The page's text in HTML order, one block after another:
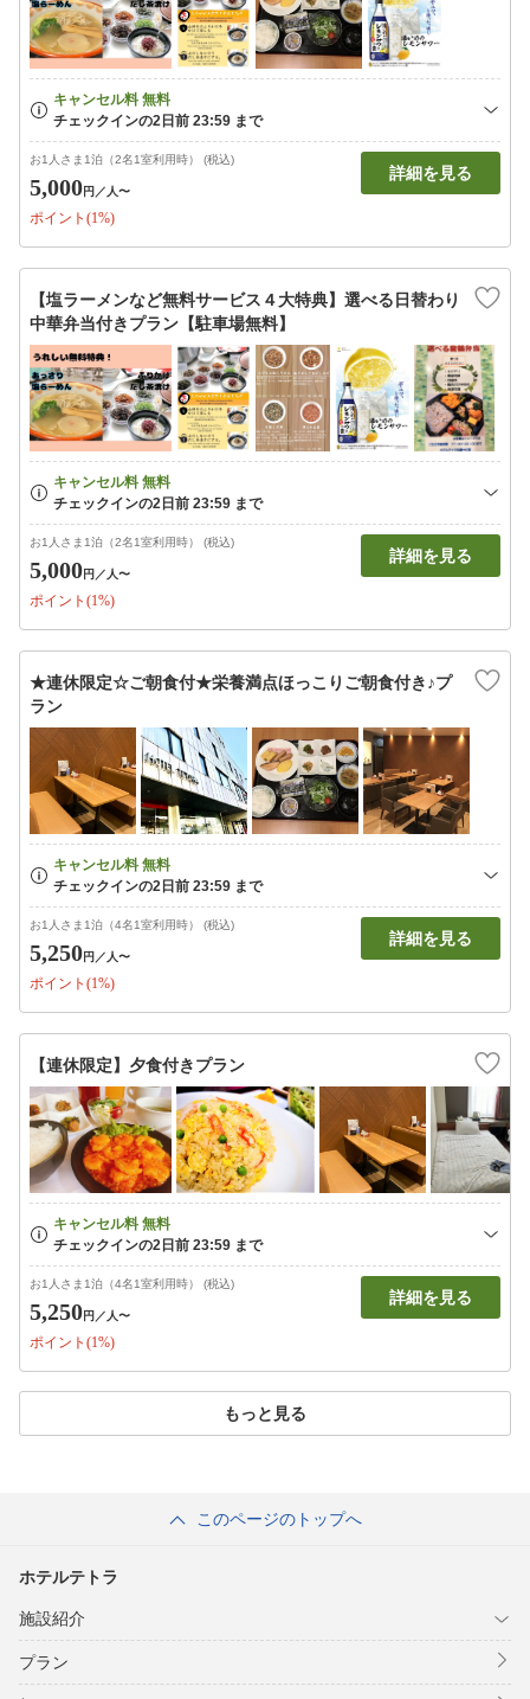
お1人さま1泊（2名1室利用時） (税込)
5,000円 ／人〜
ポイント(1%)
詳細を見る
【塩ラーメンなど無料サービス４大特典】選べる日替わり
中華弁当付きプラン【駐車場無料】
お1人さま1泊（2名1室利用時） (税込)
5,000円 ／人〜
ポイント(1%)
詳細を見る
★連休限定☆ご朝食付★栄養満点ほっこりご朝食付き♪プ
ラン
お1人さま1泊（4名1室利用時） (税込)
5,250円 ／人〜
ポイント(1%)
詳細を見る
【連休限定】夕食付きプラン
お1人さま1泊（4名1室利用時） (税込)
5,250円 ／人〜
ポイント(1%)
詳細を見る
もっと見る
このページのトップへ
ホテルテトラ
施設紹介
プラン